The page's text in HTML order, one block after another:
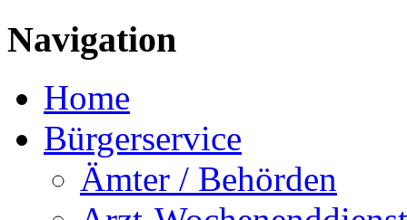
Navigation
Home
Bürgerservice
Ämter / Behörden